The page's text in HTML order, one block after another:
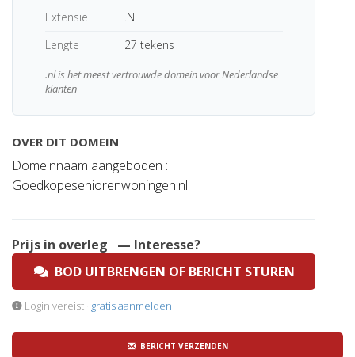
Extensie
.NL
Lengte
27 tekens
.nl is het meest vertrouwde domein voor Nederlandse
klanten
OVER DIT DOMEIN
Domeinnaam aangeboden :
Goedkopeseniorenwoningen.nl
Prijs in overleg
— Interesse?
BOD UITBRENGEN OF BERICHT STUREN
Login vereist · gratis aanmelden
BERICHT VERZENDEN